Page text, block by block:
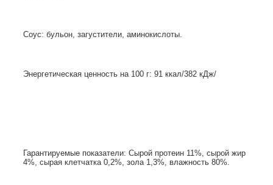
Соус: бульон, загустители, аминокислоты.
Энергетическая ценность на 100 г: 91 ккал/382 кДж/
Гарантируемые показатели: Сырой протеин 11%, сырой жир
4%, сырая клетчатка 0,2%, зола 1,3%, влажность 80%.